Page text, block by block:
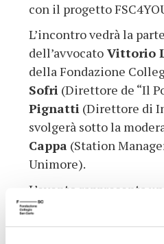
con il progetto
L’incontro vedrà la
dell’avvocato Vittorio
della Fondazione
Sofri (Direttore de “Il
Pignatti (Direttore di
svolgerà sotto la
Cappa (Station
Unimore).
L’evento rappresenta
dei risultati ottenuti
un’occasione di